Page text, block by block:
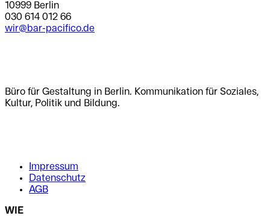
10999 Berlin
030 614 012 66
wir@bar-pacifico.de
Büro für Gestaltung in Berlin. Kommunikation für Soziales,
Kultur, Politik und Bildung.
Impressum
Datenschutz
AGB
WIE